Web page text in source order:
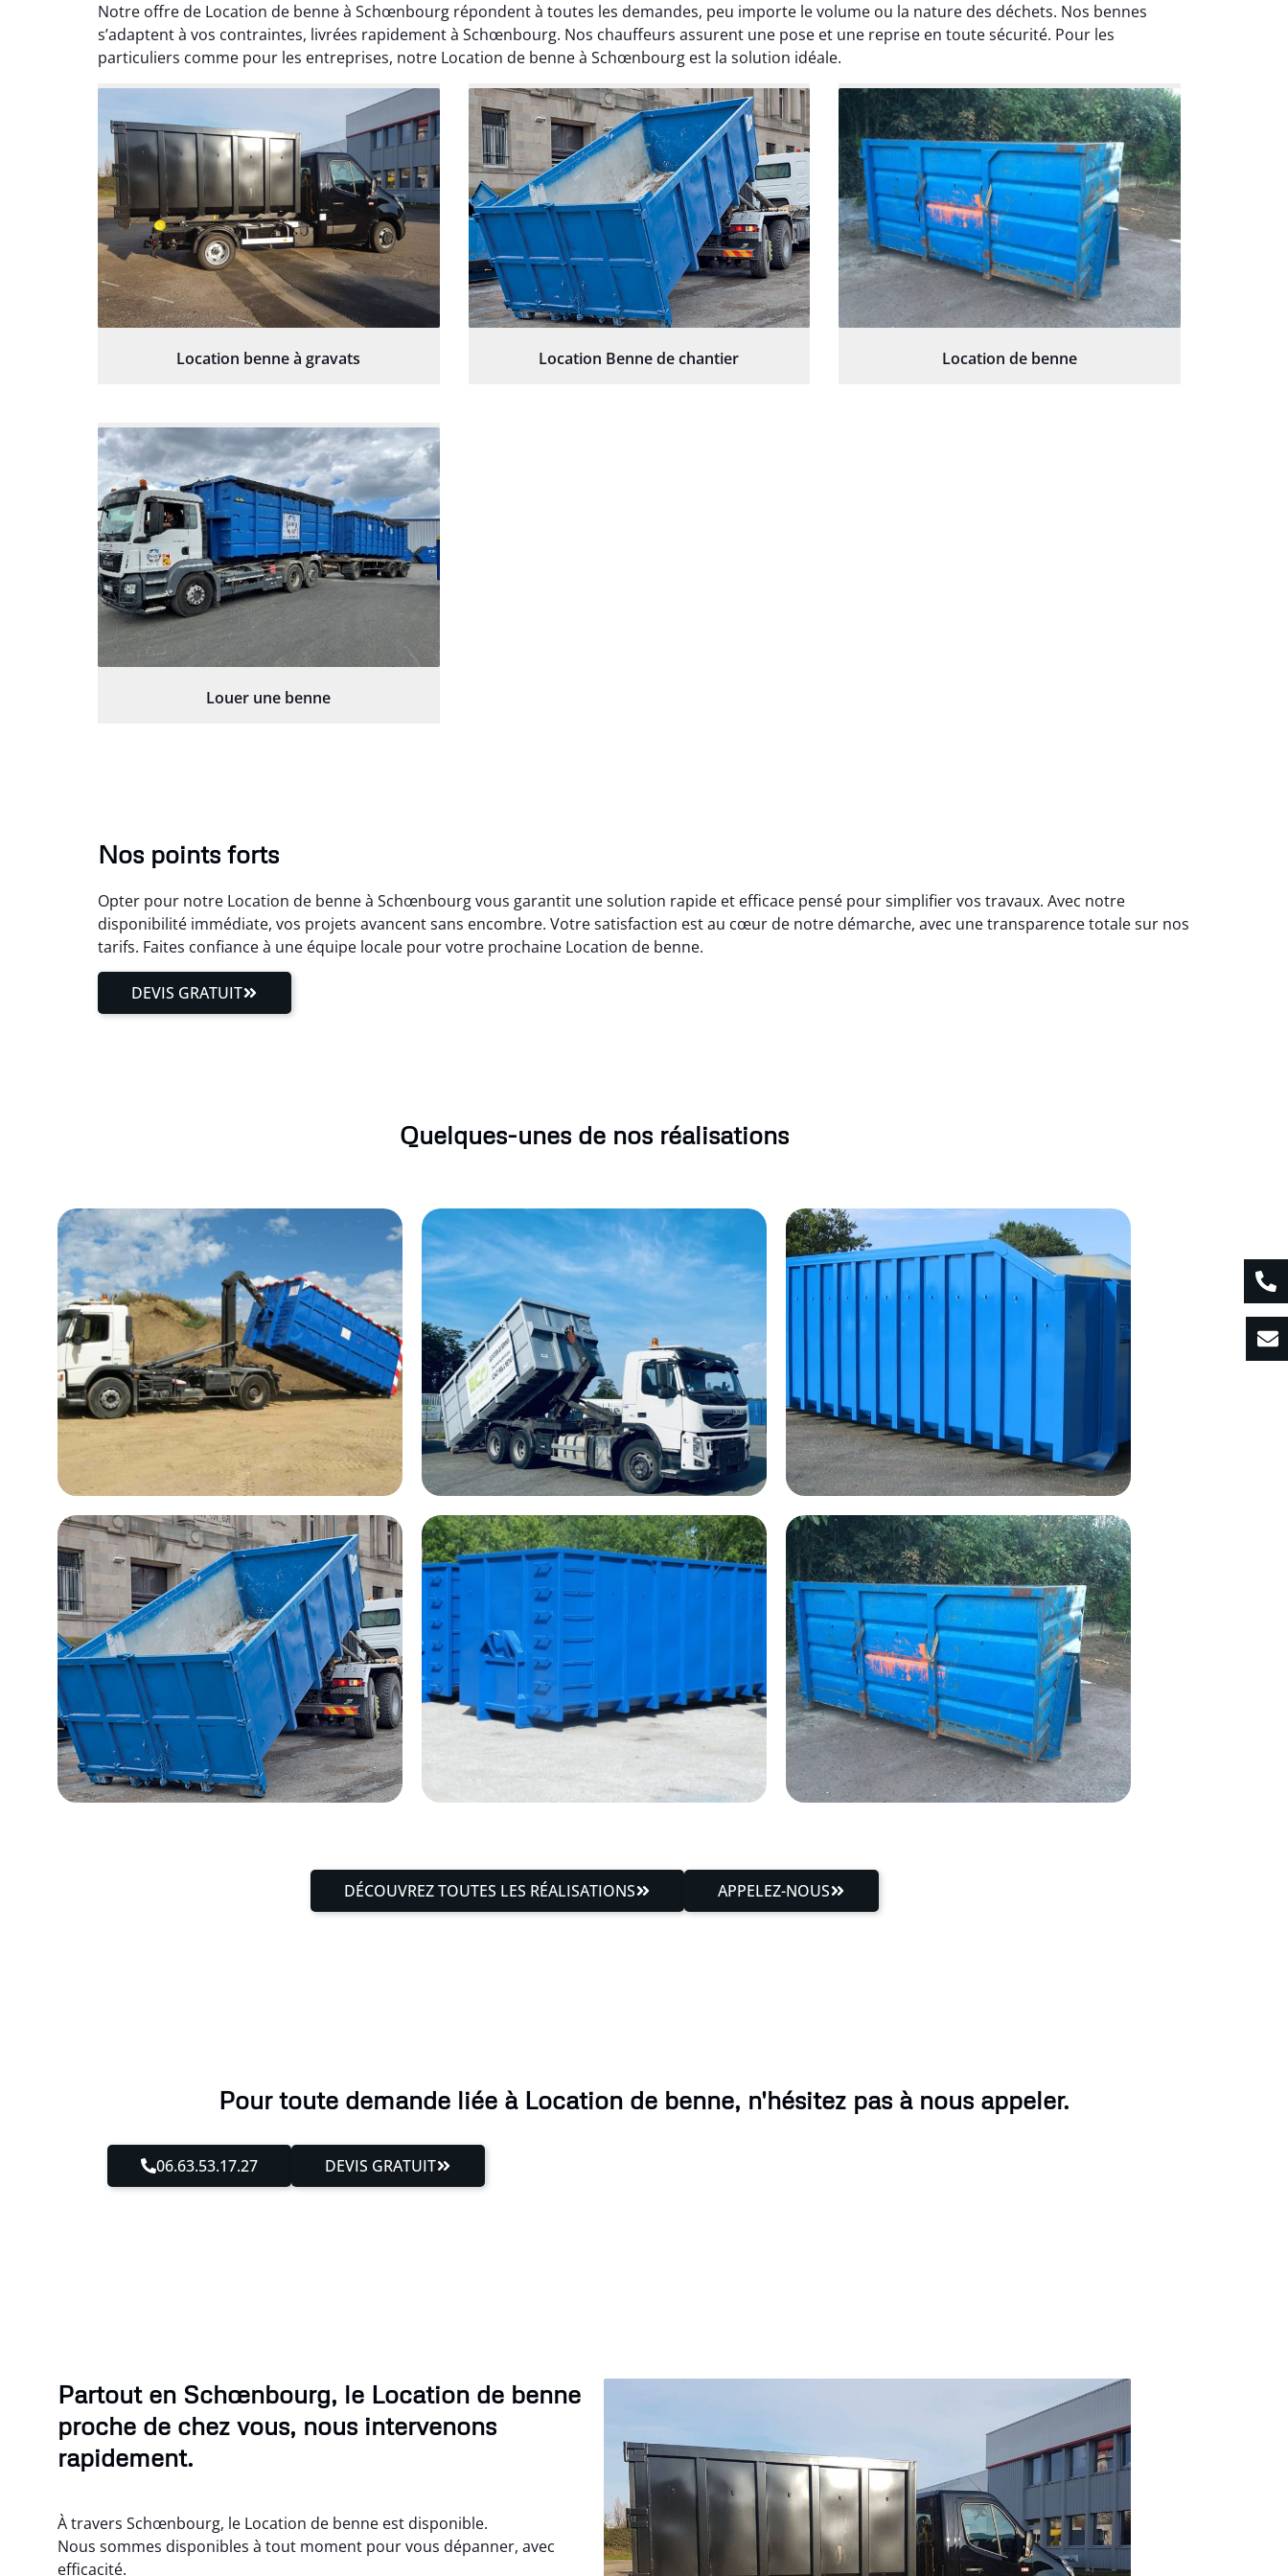
Notre offre de Location de benne à Schœnbourg répondent à toutes les demandes, peu importe le volume ou la nature des déchets. Nos bennes
s’adaptent à vos contraintes, livrées rapidement à Schœnbourg. Nos chauffeurs assurent une pose et une reprise en toute sécurité. Pour les
particuliers comme pour les entreprises, notre Location de benne à Schœnbourg est la solution idéale.
Location benne à gravats Location Benne de chantier Location de benne
Louer une benne
Nos points forts
Opter pour notre Location de benne à Schœnbourg vous garantit une solution rapide et efficace pensé pour simplifier vos travaux. Avec notre
disponibilité immédiate, vos projets avancent sans encombre. Votre satisfaction est au cœur de notre démarche, avec une transparence totale sur nos
tarifs. Faites confiance à une équipe locale pour votre prochaine Location de benne.
DEVIS GRATUIT
Quelques-unes de nos réalisations
DÉCOUVREZ TOUTES LES RÉALISATIONS APPELEZ-NOUS
Pour toute demande liée à Location de benne, n'hésitez pas à nous appeler.
06.63.53.17.27 DEVIS GRATUIT
Partout en Schœnbourg, le Location de benne
proche de chez vous, nous intervenons
rapidement.
À travers Schœnbourg, le Location de benne est disponible.
Nous sommes disponibles à tout moment pour vous dépanner, avec
efficacité.